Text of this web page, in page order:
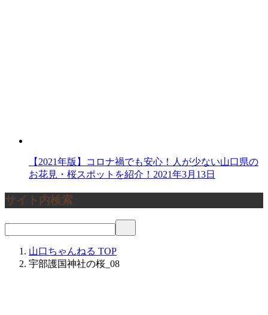
【2021年版】コロナ禍でも安心！人が少ない山口県の
お花見・桜スポットを紹介！ 2021年3月13日
サイト内検索
山口ちゃんねる TOP
宇部護国神社の桜_08